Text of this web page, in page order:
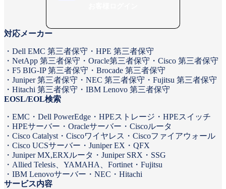
対応メーカー
Dell EMC 第三者保守
HPE 第三者保守
NetApp 第三者保守
Oracle第三者保守
Cisco 第三者保守
F5 BIG-IP 第三者保守
Brocade 第三者保守
Juniper 第三者保守
NEC 第三者保守
Fujitsu 第三者保守
Hitachi 第三者保守
IBM Lenovo 第三者保守
EOSL/EOL検索
EMC Dell PowerEdge HPEストレージ
HPEスイッチ
HPEサーバー
Oracleサーバー
Ciscoルータ
Cisco Catalyst
Ciscoワイヤレス
Ciscoファイアウォール
Cisco UCSサーバー
Juniper EX・QFX
Juniper MX,ERXルータ
Juniper SRX・SSG
Allied Telesis、YAMAHA、Fortinet
Fujitsu
IBM Lenovoサーバー
NEC
Hitachi
サービス内容